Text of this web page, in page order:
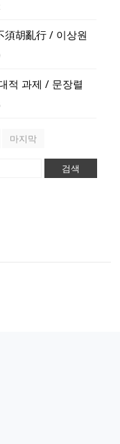
須胡亂行 / 이상원
적 과제 / 문장렬
마지막
검색